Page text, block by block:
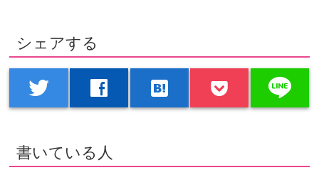
シェアする
twitter facebook hatenabookmark line
書いている人